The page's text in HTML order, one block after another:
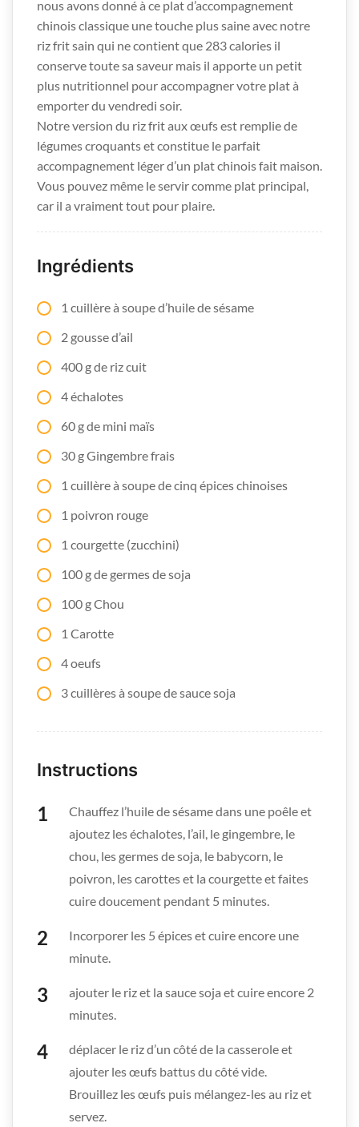
nous avons donné à ce plat d’accompagnement
chinois classique une touche plus saine avec notre
riz frit sain qui ne contient que 283 calories il
conserve toute sa saveur mais il apporte un petit
plus nutritionnel pour accompagner votre plat à
emporter du vendredi soir.
Notre version du riz frit aux œufs est remplie de
légumes croquants et constitue le parfait
accompagnement léger d’un plat chinois fait maison.
Vous pouvez même le servir comme plat principal,
car il a vraiment tout pour plaire.
Ingrédients
1 cuillère à soupe d’huile de sésame
2 gousse d’ail
400 g de riz cuit
4 échalotes
60 g de mini maïs
30 g Gingembre frais
1 cuillère à soupe de cinq épices chinoises
1 poivron rouge
1 courgette (zucchini)
100 g de germes de soja
100 g Chou
1 Carotte
4 oeufs
3 cuillères à soupe de sauce soja
Instructions
Chauffez l’huile de sésame dans une poêle et
ajoutez les échalotes, l’ail, le gingembre, le
chou, les germes de soja, le babycorn, le
poivron, les carottes et la courgette et faites
cuire doucement pendant 5 minutes.
Incorporer les 5 épices et cuire encore une
minute.
ajouter le riz et la sauce soja et cuire encore 2
minutes.
déplacer le riz d’un côté de la casserole et
ajouter les œufs battus du côté vide.
Brouillez les œufs puis mélangez-les au riz et
servez.